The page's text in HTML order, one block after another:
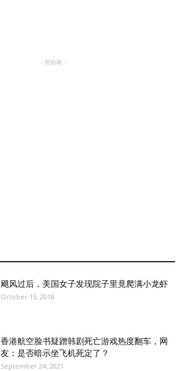
- 赞助商 -
飓风过后，美国女子发现院子里竟爬满小龙虾
October 15, 2018
香港航空脸书疑蹭韩剧死亡游戏热度翻车，网
友：是否暗示坐飞机死定了？
September 24, 2021